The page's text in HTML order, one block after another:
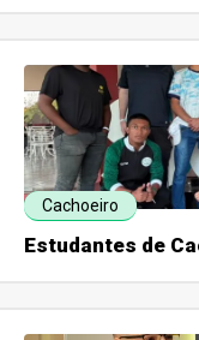
Cachoeiro
Estudantes de